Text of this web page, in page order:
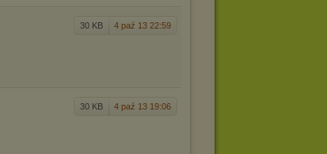
30 KB 4 paź 13 22:59
30 KB 4 paź 13 19:06